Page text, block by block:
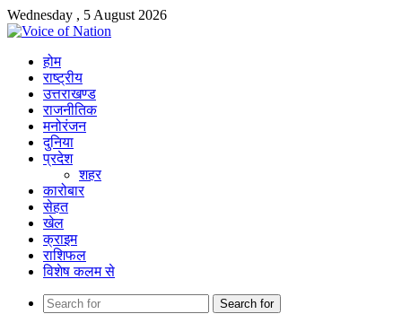
Wednesday , 5 August 2026
होम
राष्ट्रीय
उत्तराखण्ड
राजनीतिक
मनोरंजन
दुनिया
प्रदेश
शहर
कारोबार
सेहत
खेल
क्राइम
राशिफल
विशेष कलम से
Search for